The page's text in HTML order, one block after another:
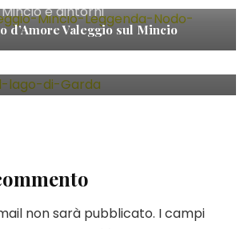
e dintorni
d’Amore Valeggio sul Mincio
e dintorni
non sarà pubblicato. I campi